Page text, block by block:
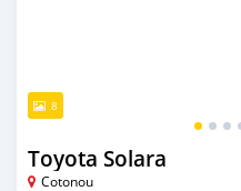
8
Toyota Solara
Cotonou